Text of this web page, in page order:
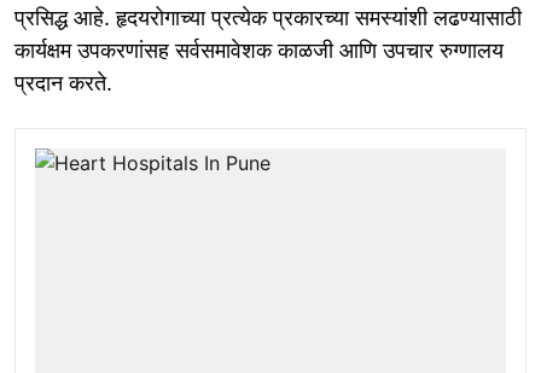
प्रसिद्ध आहे. हृदयरोगाच्या प्रत्येक प्रकारच्या समस्यांशी लढण्यासाठी
कार्यक्षम उपकरणांसह सर्वसमावेशक काळजी आणि उपचार रुग्णालय
प्रदान करते.